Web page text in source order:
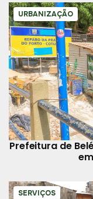
URBANIZAÇÃO
Prefeitura de
SERVIÇOS